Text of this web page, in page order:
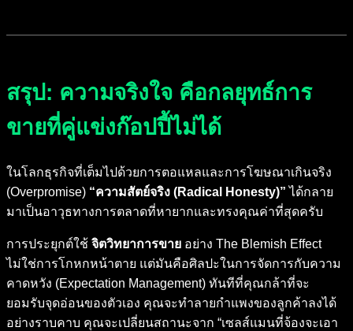
สรุป: ความจริงใจ คือกลยุทธ์การ
ขายที่คู่แข่งก๊อปปี้ไม่ได้
ในโลกธุรกิจที่เต็มไปด้วยการตอแหลและการโฆษณาเกินจริง
(Overpromise) “ความสัตย์จริง (Radical Honesty)” ได้กลาย
มาเป็นอาวุธทางการตลาดที่หายากและทรงคุณค่าที่สุดครับ
การประยุกต์ใช้ จิตวิทยาการขาย อย่าง The Blemish Effect
ไม่ใช่การโกหกหน้าตาย แต่มันคือศิลปะในการจัดการกับความ
คาดหวัง (Expectation Management) ทันทีที่คุณกล้าที่จะ
ยอมรับจุดอ่อนของตัวเอง คุณจะทำลายกำแพงของลูกค้าลงได้
อย่างราบคาบ คุณจะเปลี่ยนสถานะจาก “เซลส์แมนที่จ้องจะเอา